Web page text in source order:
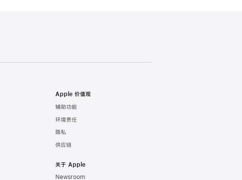
Apple 价值观
辅助功能
环境责任
隐私
供应链
关于 Apple
Newsroom